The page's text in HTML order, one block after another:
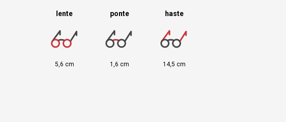
lente
5,6 cm
ponte
1,6 cm
haste
14,5 cm